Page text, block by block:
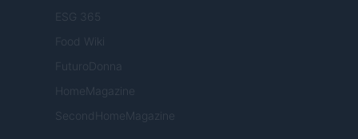
ESG 365
Food Wiki
FuturoDonna
HomeMagazine
SecondHomeMagazine